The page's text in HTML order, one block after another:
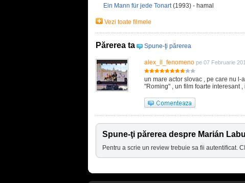
Ein Mann für jede Tonart(1993) - hamal
Vezi toate filmele
Părerea ta Spune-ţi părerea
alex_il_fenomeno pe 07 Februarie
un mare actor slovac , pe care nu l-
"Roming" , un film foarte interesant
Spune-ţi părerea despre Marián
Pentru a scrie un review trebuie sa fii autentificat.